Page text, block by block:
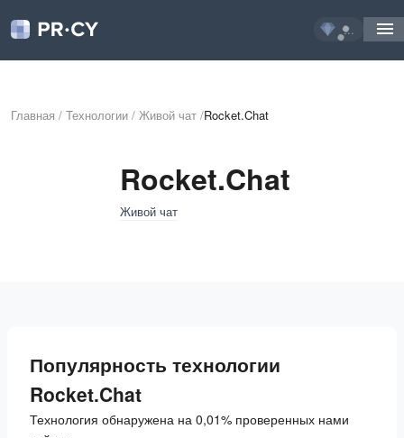
...
Главная / Технологии / Живой чат /Rocket.Chat
Rocket.Chat
Живой чат
Популярность технологии
Rocket.Chat
Технология обнаружена на 0,01% проверенных нами